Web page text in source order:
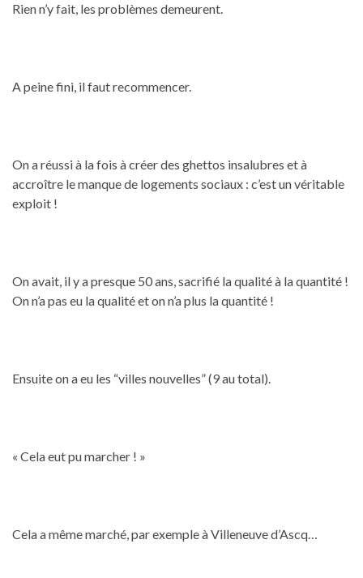
Rien n’y fait, les problèmes demeurent.
A peine fini, il faut recommencer.
On a réussi à la fois à créer des ghettos insalubres et à
accroître le manque de logements sociaux : c’est un véritable
exploit !
On avait, il y a presque 50 ans, sacrifié la qualité à la quantité !
On n’a pas eu la qualité et on n’a plus la quantité !
Ensuite on a eu les “villes nouvelles” (9 au total).
« Cela eut pu marcher ! »
Cela a même marché, par exemple à Villeneuve d’Ascq…